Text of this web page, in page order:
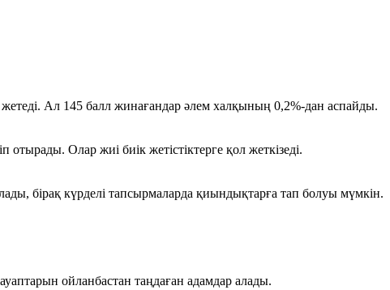
Ал 145 балл жинағандар әлем халқының 0,2%-дан аспайды.
Олар жиі биік жетістіктерге қол жеткізеді.
бірақ күрделі тапсырмаларда қиындықтарға тап болуы мүмкін.
ойланбастан таңдаған адамдар алады.